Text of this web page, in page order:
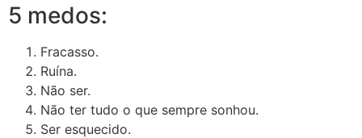
5 medos:
Fracasso.
Ruína.
Não ser.
Não ter tudo o que sempre sonhou.
Ser esquecido.